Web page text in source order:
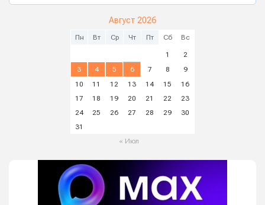
Август 2026
Пн Вт Ср Чт Пт Сб Вс
1
2
3
4 5 6 7 8
9
10
11 12 13 14 15
16
17
18 19 20 21 22
23
24
25 26 27 28 29
30
31
« Июл